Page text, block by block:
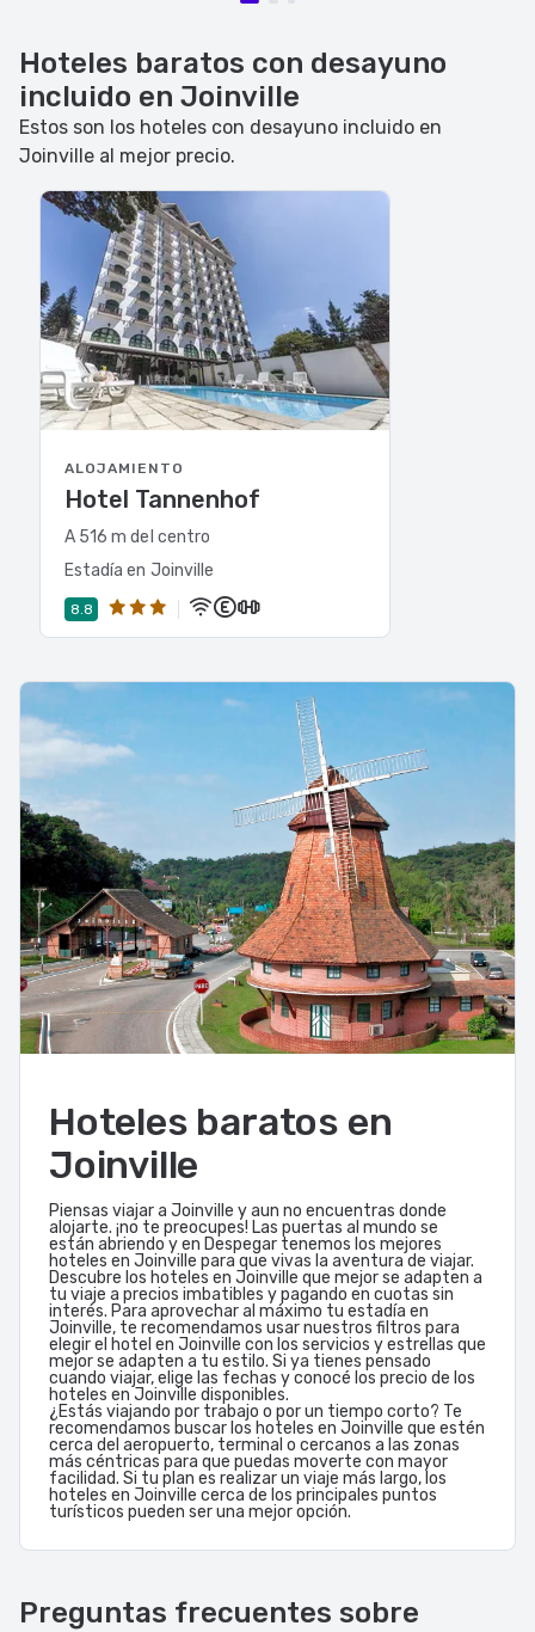
Hoteles baratos con desayuno
incluido en Joinville
Estos son los hoteles con desayuno incluido en
Joinville al mejor precio.
ALOJAMIENTO
Hotel Tannenhof
A 516 m del centro
Estadía en Joinville
8.8
Hoteles baratos en
Joinville
Piensas viajar a Joinville y aun no encuentras donde
alojarte. ¡no te preocupes! Las puertas al mundo se
están abriendo y en Despegar tenemos los mejores
hoteles en Joinville para que vivas la aventura de viajar.
Descubre los hoteles en Joinville que mejor se adapten a
tu viaje a precios imbatibles y pagando en cuotas sin
interés. Para aprovechar al máximo tu estadía en
Joinville, te recomendamos usar nuestros filtros para
elegir el hotel en Joinville con los servicios y estrellas que
mejor se adapten a tu estilo. Si ya tienes pensado
cuando viajar, elige las fechas y conocé los precio de los
hoteles en Joinville disponibles.
¿Estás viajando por trabajo o por un tiempo corto? Te
recomendamos buscar los hoteles en Joinville que estén
cerca del aeropuerto, terminal o cercanos a las zonas
más céntricas para que puedas moverte con mayor
facilidad. Si tu plan es realizar un viaje más largo, los
hoteles en Joinville cerca de los principales puntos
turísticos pueden ser una mejor opción.
Preguntas frecuentes sobre